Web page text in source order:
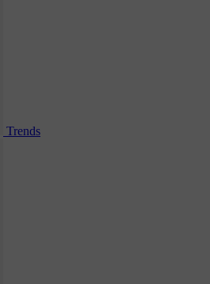
Trends